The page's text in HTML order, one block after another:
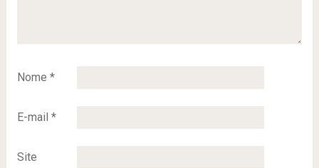
Nome *
E-mail *
Site